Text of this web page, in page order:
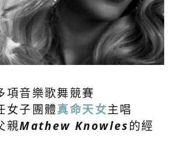
項音樂歌舞競賽
女子團體真命天女主唱
親Mathew Knowles的經